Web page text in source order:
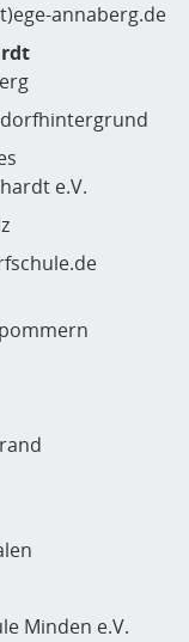
annaberg.de
e.V.
Minden e.V.